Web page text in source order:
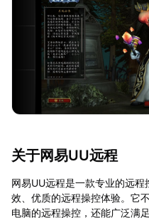
关于网易UU远程
网易UU远程是一款专业的远
效、优质的远程操控体验。它
电脑的远程操控，还能广泛满